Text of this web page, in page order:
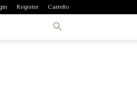
Register Carrello